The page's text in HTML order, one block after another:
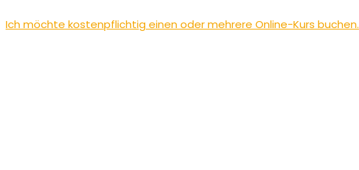
Ich möchte kostenpflichtig einen oder mehrere Online-Kurs buchen.